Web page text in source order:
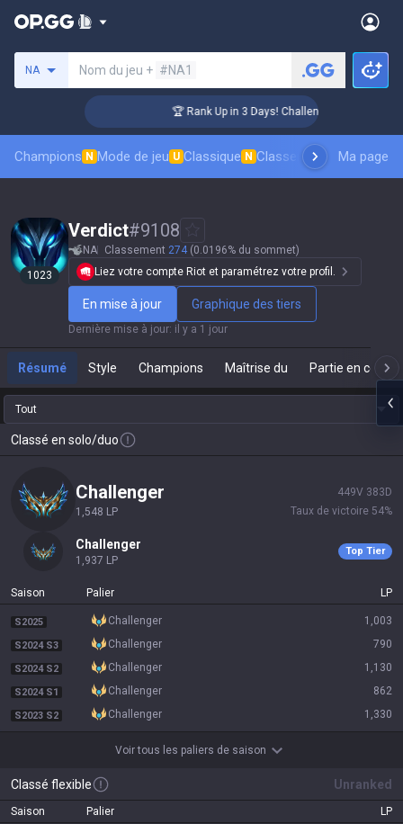
NA Nom du jeu + #NA1
🏆 Rank Up in 3 Days! Challenger Coaching
Champions N Mode de jeu U Classique N Classement des skins
Ma page
1023
Verdict#9108
NA Classement 274 (0.0196% du sommet)
Liez votre compte Riot et paramétrez votre profil.
En mise à jour Graphique des tiers
Dernière mise à jour: il y a 1 jour
Résumé Style Champions Maîtrise du Partie en cours
Tout
Classé en solo/duo
challenger
1,548 LP
449V 383 D
Taux de victoire 54%
challenger
1,937 LP
Top Tier
Saison Palier LP
S2025 challenger 1,003
S2024 S3 challenger 790
S2024 S2 challenger 1,130
S2024 S1 challenger 862
S2023 S2 challenger 1,330
Voir tous les paliers de saison
Classé flexible Unranked
Saison Palier LP